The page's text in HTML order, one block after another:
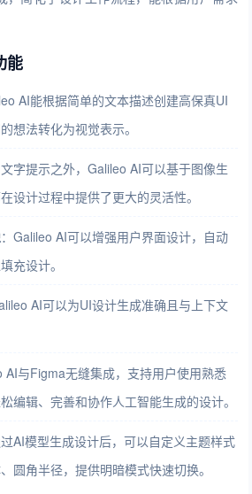
能
AI能根据简单的文本描述创建高保真UI
想法转化为视觉表示。
字提示之外，Galileo AI可以基于图像生
设计过程中提供了更大的灵活性。
：Galileo AI可以增强用户界面设计，自动
充设计。
AI可以为UI设计生成准确且与上下文
AI与Figma无缝集成，支持用户使用熟悉
编辑、完善和协作人工智能生成的设计。
AI模型生成设计后，可以自定义主题样式
圆角半径，提供明暗模式快速切换。